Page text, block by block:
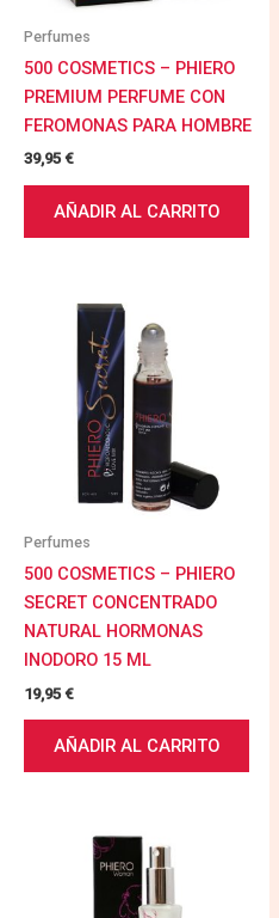
Perfumes
500 COSMETICS – PHIERO
PREMIUM PERFUME CON
FEROMONAS PARA HOMBRE
39,95€
AÑADIR AL CARRITO
Perfumes
500 COSMETICS – PHIERO
SECRET CONCENTRADO
NATURAL HORMONAS
INODORO 15 ML
19,95€
AÑADIR AL CARRITO